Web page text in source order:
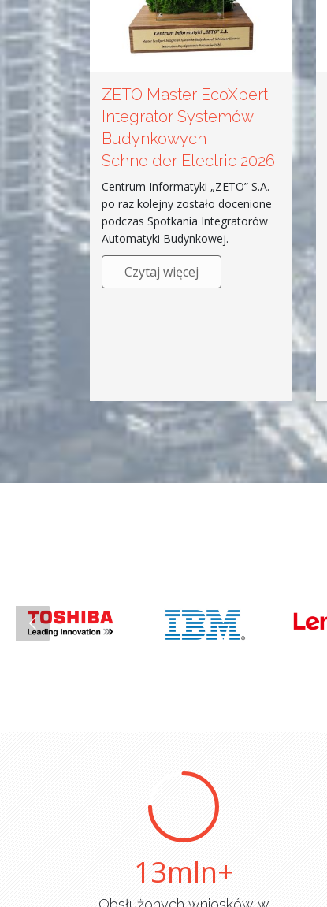
ZETO Master EcoXpert
Integrator Systemów
Budynkowych
Schneider Electric 2026
Centrum Informatyki „ZETO” S.A.
po raz kolejny zostało docenione
podczas Spotkania Integratorów
Automatyki Budynkowej.
Czytaj więcej
13